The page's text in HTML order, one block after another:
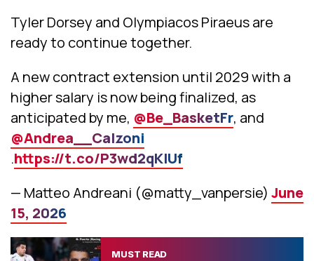
Tyler Dorsey and Olympiacos Piraeus are
ready to continue together.
A new contract extension until 2029 with a
higher salary is now being finalized, as
anticipated by me, @Be_BasketFr, and
@Andrea__Calzoni
.https://t.co/P3wd2qKIUf
— Matteo Andreani (@matty_vanpersie) June
15, 2026
MUST READ